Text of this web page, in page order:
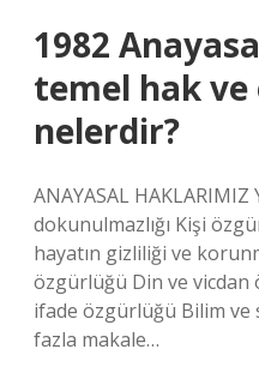
1982
temel hak
nelerdir?
ANAYASAL HAKLARIMIZ
dokunulmazlığı Kişi
hayatın gizliliği ve
özgürlüğü Din ve vicdan
ifade özgürlüğü Bilim
fazla makale…